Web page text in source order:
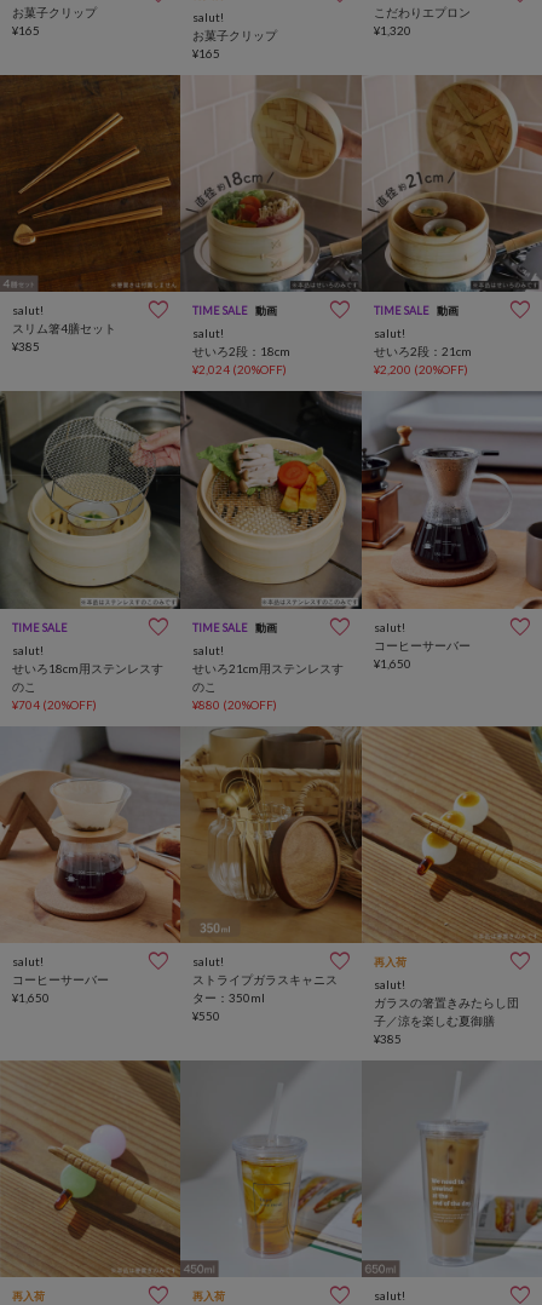
お菓子クリップ
¥165
salut!
お菓子クリップ
¥165
こだわりエプロン
¥1,320
salut!
スリム箸4膳セット
¥385
TIME SALE 動画
salut!
せいろ2段：18cm
¥2,024 (20%OFF)
TIME SALE 動画
salut!
せいろ2段：21cm
¥2,200 (20%OFF)
TIME SALE
salut!
せいろ18cm用ステンレスす
のこ
¥704 (20%OFF)
TIME SALE 動画
salut!
せいろ21cm用ステンレスす
のこ
¥880 (20%OFF)
salut!
コーヒーサーバー
¥1,650
salut!
コーヒーサーバー
¥1,650
salut!
ストライプガラスキャニス
ター：350ml
¥550
再入荷
salut!
ガラスの箸置きみたらし団
子／涼を楽しむ夏御膳
¥385
再入荷 再入荷
salut!